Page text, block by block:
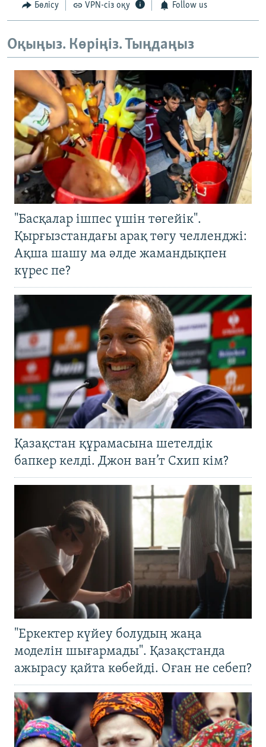
Бөлісу VPN-сіз оқу Follow us
Оқыңыз. Көріңіз. Тыңдаңыз
"Басқалар ішпес үшін төгейік".
Қырғызстандағы арақ төгу челленджі:
Ақша шашу ма әлде жамандықпен
күрес пе?
Қазақстан құрамасына шетелдік
бапкер келді. Джон ван’т Схип кім?
"Еркектер күйеу болудың жаңа
моделін шығармады". Қазақстанда
ажырасу қайта көбейді. Оған не себеп?